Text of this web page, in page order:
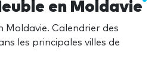
en Moldavie
Moldavie. Calendrier des
les principales villes de